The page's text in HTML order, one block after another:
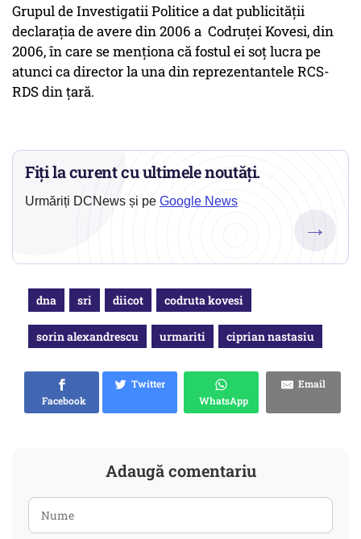
Grupul de Investigatii Politice a dat publicității
declarația de avere din 2006 a Codruței Kovesi, din
2006, în care se menționa că fostul ei soț lucra pe
atunci ca director la una din reprezentantele RCS-
RDS din țară.
Fiți la curent cu ultimele noutăți.
Urmăriți DCNews și pe Google News
→
dna sri diicot codruta kovesi
sorin alexandrescu urmariti ciprian nastasiu
Facebook
Twitter
WhatsApp
Email
Adaugă comentariu